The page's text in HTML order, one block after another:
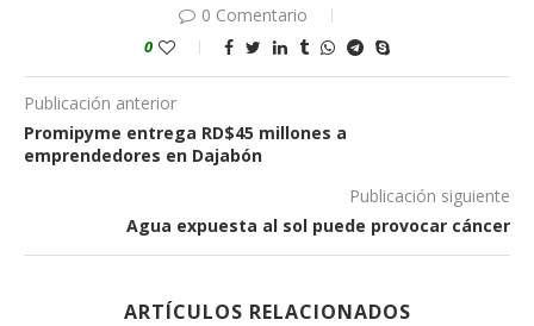
0 Comentario
0
Publicación anterior
Promipyme entrega RD$45 millones a
emprendedores en Dajabón
Publicación siguiente
Agua expuesta al sol puede provocar cáncer
ARTÍCULOS RELACIONADOS